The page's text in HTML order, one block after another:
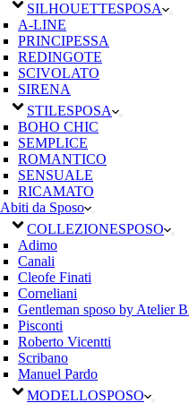
SILHOUETTESPOSA
A-LINE
PRINCIPESSA
REDINGOTE
SCIVOLATO
SIRENA
STILESPOSA
BOHO CHIC
SEMPLICE
ROMANTICO
SENSUALE
RICAMATO
Abiti da Sposo
COLLEZIONESPOSO
Adimo
Canali
Cleofe Finati
Corneliani
Gentleman sposo by Atelier
Pisconti
Roberto Vicentti
Scribano
Manuel Pardo
MODELLOSPOSO